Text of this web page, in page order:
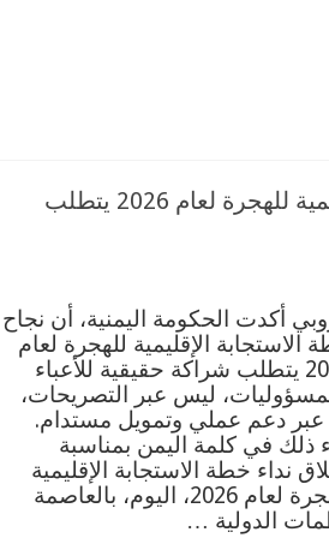
الحكومة اليمنية: نجاح خطة الاستجابة الإقليمية للهجرة لعام 2026 يتطلب
أكدت الحكومة اليمنية، أن نجاح
الاستجابة الإقليمية للهجرة لعام
2026 يتطلب شراكة حقيقية للأعباء
ليس عبر التصريحات،
عبر دعم عملي وتمويل مستدام.
ذلك في كلمة اليمن بمناسبة
نداء خطة الاستجابة الإقليمية
للهجرة لعام 2026، اليوم، بالعاصمة
الدولية …